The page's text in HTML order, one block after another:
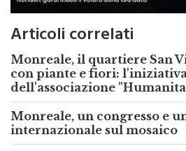
Articoli correlati
Monreale, il quartiere San
con piante e fiori:
dell'associazione
Monreale, un congresso e
internazionale sul mosaico